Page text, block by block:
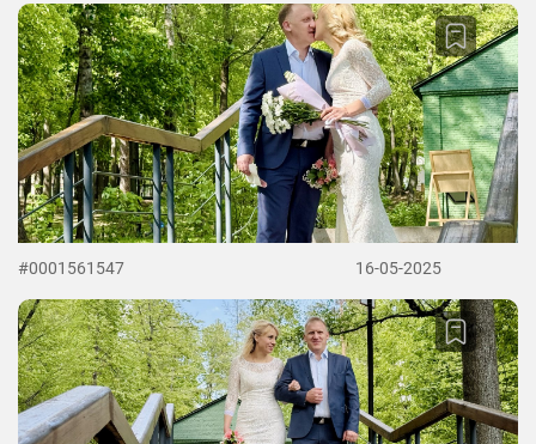
#0001561547 16-05-2025